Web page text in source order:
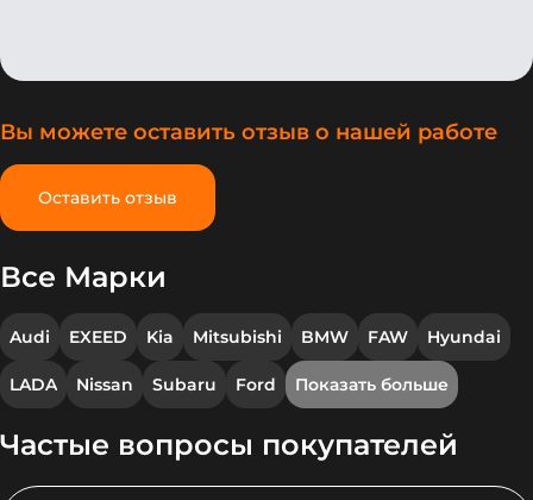
Вы можете оставить отзыв о нашей работе
Оставить отзыв
Все Марки
Audi EXEED Kia Mitsubishi BMW FAW Hyundai
LADA Nissan Subaru Ford Показать больше
Частые вопросы покупателей